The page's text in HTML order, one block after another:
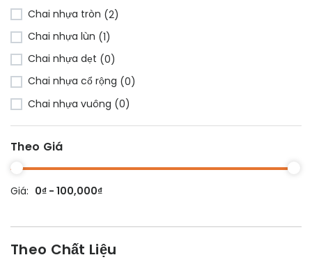
Chai nhựa tròn (2)
Chai nhựa lùn (1)
Chai nhựa dẹt (0)
Chai nhựa cổ rộng (0)
Chai nhựa vuông (0)
Theo Giá
Giá: 0₫ - 100,000₫
Theo Chất Liệu